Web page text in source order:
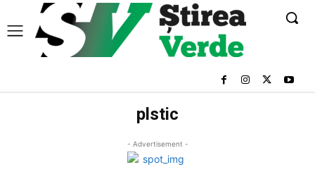
plstic
- Advertisement -